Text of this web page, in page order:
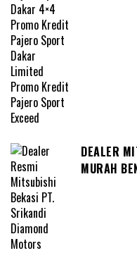
DEALER
MURAH